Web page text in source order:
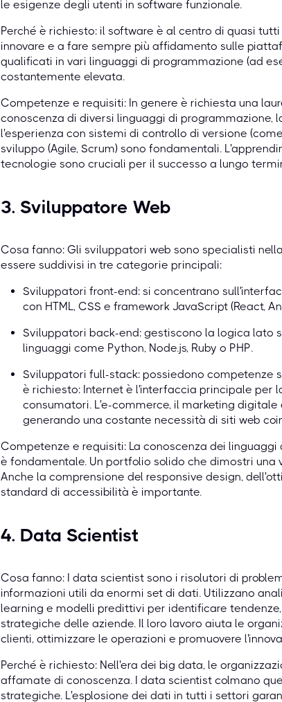
le esigenze degli utenti in software funzionale.
Perché è richiesto: il software è al centro di quasi
innovare e a fare sempre più affidamento sulle
qualificati in vari linguaggi di programmazione (ad
costantemente elevata.
Competenze e requisiti: In genere è richiesta una
conoscenza di diversi linguaggi di
l'esperienza con sistemi di controllo di versione
sviluppo (Agile, Scrum) sono fondamentali.
tecnologie sono cruciali per il successo a lungo
3. Sviluppatore Web
Cosa fanno: Gli sviluppatori web sono specialisti
essere suddivisi in tre categorie principali:
Sviluppatori front-end: si concentrano
con HTML, CSS e framework JavaScript (React,
Sviluppatori back-end: gestiscono la logica lato
linguaggi come Python, Node.js, Ruby o PHP.
Sviluppatori full-stack: possiedono competenze
è richiesto: Internet è l'interfaccia principale per
consumatori. L'e-commerce, il marketing
generando una costante necessità di siti web
Competenze e requisiti: La conoscenza dei
è fondamentale. Un portfolio solido che dimostri
Anche la comprensione del responsive design,
standard di accessibilità è importante.
4. Data Scientist
Cosa fanno: I data scientist sono i risolutori di
informazioni utili da enormi set di dati. Utilizzano
learning e modelli predittivi per identificare
strategiche delle aziende. Il loro lavoro aiuta le
clienti, ottimizzare le operazioni e promuovere
Perché è richiesto: Nell'era dei big data, le
affamate di conoscenza. I data scientist colmano
strategiche. L'esplosione dei dati in tutti i settori